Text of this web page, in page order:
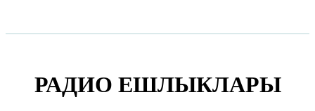
РАДИО ЕШЛЫКЛАРЫ